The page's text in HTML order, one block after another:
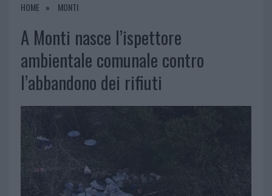
HOME MONTI
A Monti nasce l’ispettore
ambientale comunale contro
l’abbandono dei rifiuti